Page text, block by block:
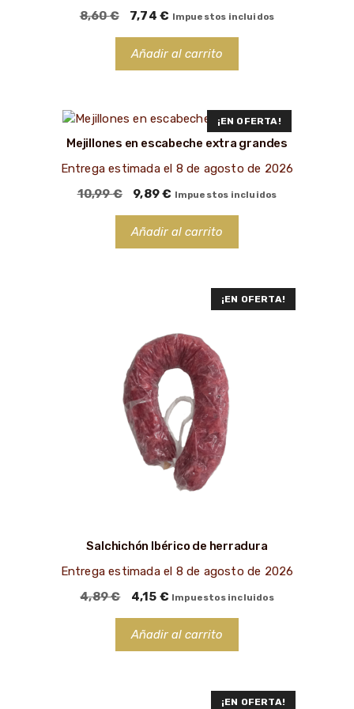
8,60€
El
original
era:
7,74€ El
actual
es:
Impuestos incluidos
Añadir al carrito
¡EN OFERTA!
Mejillones en escabeche extra grandes
Entrega estimada el 8 de agosto de 2026
10,99€
El
original
era:
9,89€ El
actual
es:
Impuestos incluidos
Añadir al carrito
¡EN OFERTA!
Salchichón Ibérico de herradura
Entrega estimada el 8 de agosto de 2026
4,89€
El
original
era:
4,15 €El
actual
es:
Impuestos incluidos
Añadir al carrito
¡EN OFERTA!